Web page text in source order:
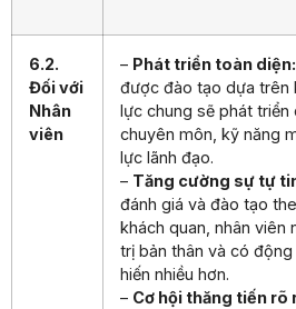
6.2.
Đối với
Nhân
viên
– Phát triển toàn diện:
được đào tạo dựa trên
lực chung sẽ phát triển
chuyên môn, kỹ năng
lực lãnh đạo.
– Tăng cường sự tự
đánh giá và đào tạo
khách quan, nhân viên
trị bản thân và có
hiến nhiều hơn.
– Cơ hội thăng tiến rõ